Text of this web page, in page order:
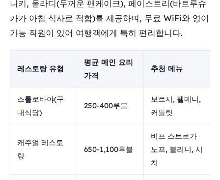
니키, 올라디(두꺼운 팬케이크), 페이스트리(바트루슈
카가 아침 식사로 적합)를 제공하며, 무료 WiFi와 영어
가능 직원이 있어 여행객에게 특히 편리합니다.
레스토랑 유형
평균 메인 요리
가격
추천 메뉴
스톨로바야(구
내식당)
250-400루블
보르시, 펠메니,
커틀릿
캐주얼 레스토
랑
650-1,100루블
비프 스트로가
노프, 블리니, 시
치